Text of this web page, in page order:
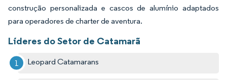
construção personalizada e cascos de alumínio adaptados
para operadores de charter de aventura.
Líderes do Setor de Catamarã
Leopard Catamarans